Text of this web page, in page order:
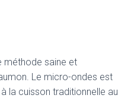
méthode saine et
Le micro-ondes est
la cuisson traditionnelle au